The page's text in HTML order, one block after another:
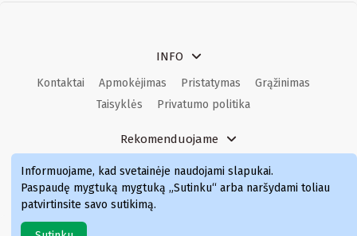
INFO
Kontaktai Apmokėjimas Pristatymas
Grąžinimas
Taisyklės
Privatumo politika
Rekomenduojame
Kvepalai Kvepalai moterims
Kvepalai vyrams
Kvepalai moterims
Kvepalai
Informuojame, kad svetainėje naudojami slapukai.
Paspaudę mygtuką mygtuką „Sutinku“ arba naršydami toliau
patvirtinsite savo sutikimą.